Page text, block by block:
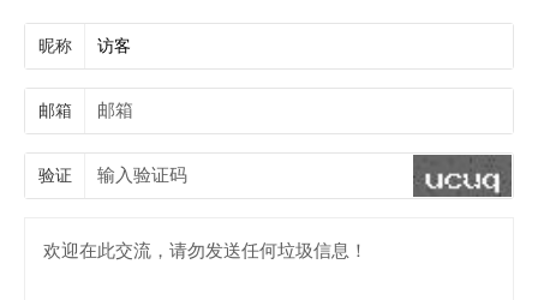
昵称
邮箱
验证